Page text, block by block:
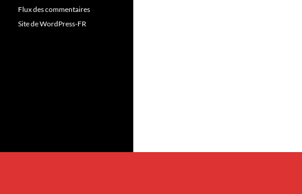
Flux des commentaires
Site de WordPress-FR